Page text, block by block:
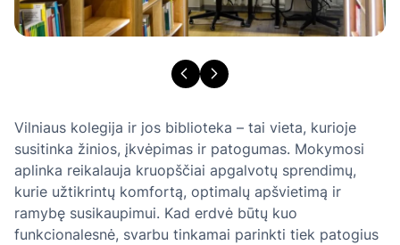
Vilniaus kolegija ir jos biblioteka – tai vieta, kurioje
susitinka žinios, įkvėpimas ir patogumas. Mokymosi
aplinka reikalauja kruopščiai apgalvotų sprendimų,
kurie užtikrintų komfortą, optimalų apšvietimą ir
ramybę susikaupimui. Kad erdvė būtų kuo
funkcionalesnė, svarbu tinkamai parinkti tiek patogius